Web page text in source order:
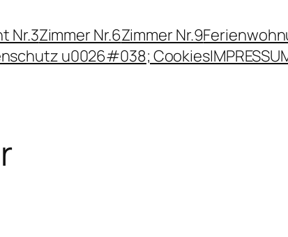
Nr.3Zimmer Nr.6Zimmer Nr.9
u0026#038; Cookies